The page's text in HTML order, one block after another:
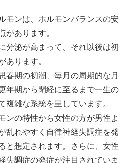
モンは、ホルモンバランスの安
があります。
分泌が高まって、それ以後は初
あります。
春期の初潮、毎月の周期的な月
年期から閉経に至るまで一生の
複雑な系統を呈しています。
ンの特性から女性の方が男性よ
乱れやすく自律神経失調症を発
と想定されます。さらに、女性
失調症の発症が注目されていま